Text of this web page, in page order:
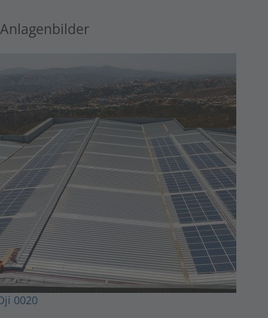
Anlagenbilder
0020